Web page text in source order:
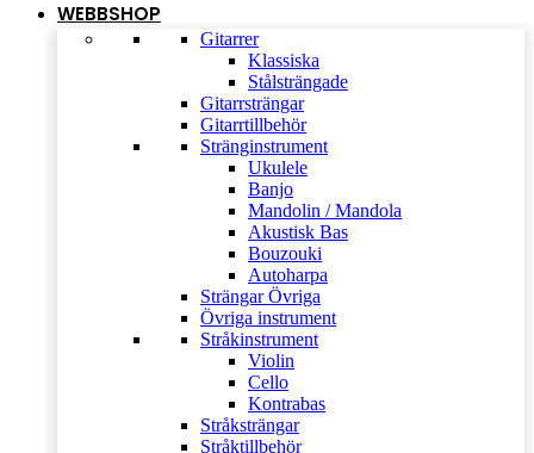
WEBBSHOP
Gitarrer
Klassiska
Stålsträngade
Gitarrsträngar
Gitarrtillbehör
Stränginstrument
Ukulele
Banjo
Mandolin / Mandola
Akustisk Bas
Bouzouki
Autoharpa
Strängar Övriga
Övriga instrument
Stråkinstrument
Violin
Cello
Kontrabas
Stråksträngar
Stråktillbehör